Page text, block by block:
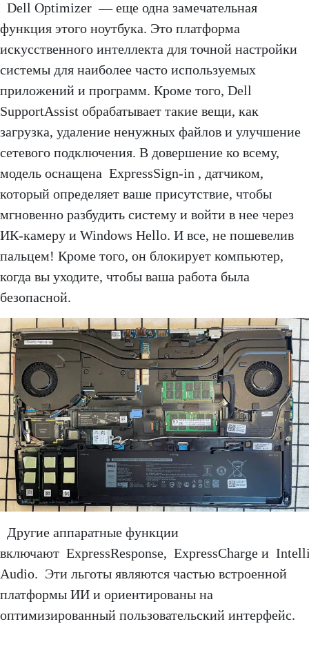
Dell Optimizer — еще одна замечательная
функция этого ноутбука. Это платформа
искусственного интеллекта для точной настройки
системы для наиболее часто используемых
приложений и программ. Кроме того, Dell
SupportAssist обрабатывает такие вещи, как
загрузка, удаление ненужных файлов и улучшение
сетевого подключения. В довершение ко всему,
модель оснащена ExpressSign-in , датчиком,
который определяет ваше присутствие, чтобы
мгновенно разбудить систему и войти в нее через
ИК-камеру и Windows Hello. И все, не пошевелив
пальцем! Кроме того, он блокирует компьютер,
когда вы уходите, чтобы ваша работа была
безопасной.
Другие аппаратные функции
включают ExpressResponse, ExpressCharge и
Audio. Эти льготы являются частью встроенной
платформы ИИ и ориентированы на
оптимизированный пользовательский интерфейс.